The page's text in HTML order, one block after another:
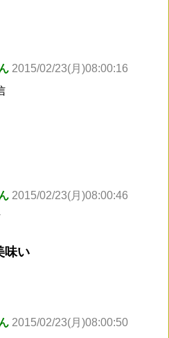
2015/02/23(月)08:00:16
2015/02/23(月)08:00:46
味い
2015/02/23(月)08:00:50